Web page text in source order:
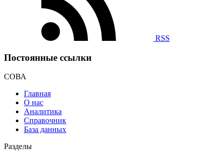
RSS
Постоянные ссылки
СОВА
Главная
О нас
Аналитика
Справочник
База данных
Разделы